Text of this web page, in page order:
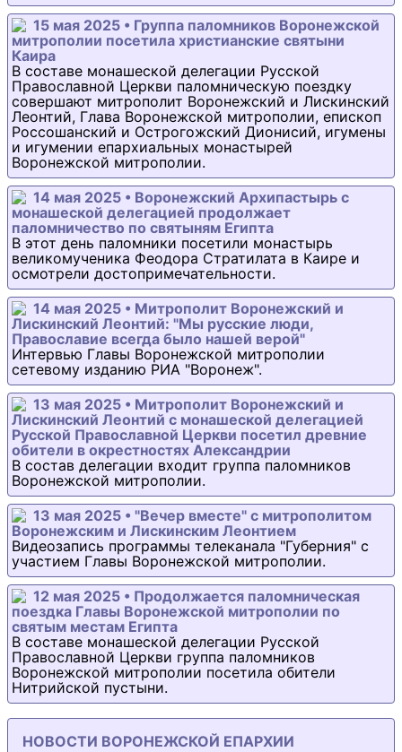
15 мая 2025 • Группа паломников Воронежской
митрополии посетила христианские святыни
Каира
В составе монашеской делегации Русской
Православной Церкви паломническую поездку
совершают митрополит Воронежский и Лискинский
Леонтий, Глава Воронежской митрополии, епископ
Россошанский и Острогожский Дионисий, игумены
и игумении епархиальных монастырей
Воронежской митрополии.
14 мая 2025 • Воронежский Архипастырь с
монашеской делегацией продолжает
паломничество по святыням Египта
В этот день паломники посетили монастырь
великомученика Феодора Стратилата в Каире и
осмотрели достопримечательности.
14 мая 2025 • Митрополит Воронежский и
Лискинский Леонтий: "Мы русские люди,
Православие всегда было нашей верой"
Интервью Главы Воронежской митрополии
сетевому изданию РИА "Воронеж".
13 мая 2025 • Митрополит Воронежский и
Лискинский Леонтий с монашеской делегацией
Русской Православной Церкви посетил древние
обители в окрестностях Александрии
В состав делегации входит группа паломников
Воронежской митрополии.
13 мая 2025 • "Вечер вместе" с митрополитом
Воронежским и Лискинским Леонтием
Видеозапись программы телеканала "Губерния" с
участием Главы Воронежской митрополии.
12 мая 2025 • Продолжается паломническая
поездка Главы Воронежской митрополии по
святым местам Египта
В составе монашеской делегации Русской
Православной Церкви группа паломников
Воронежской митрополии посетила обители
Нитрийской пустыни.
НОВОСТИ ВОРОНЕЖСКОЙ ЕПАРХИИ